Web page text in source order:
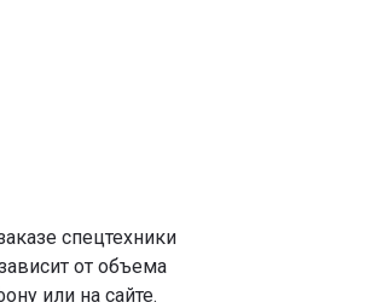
спецтехники
от объема
или на сайте.